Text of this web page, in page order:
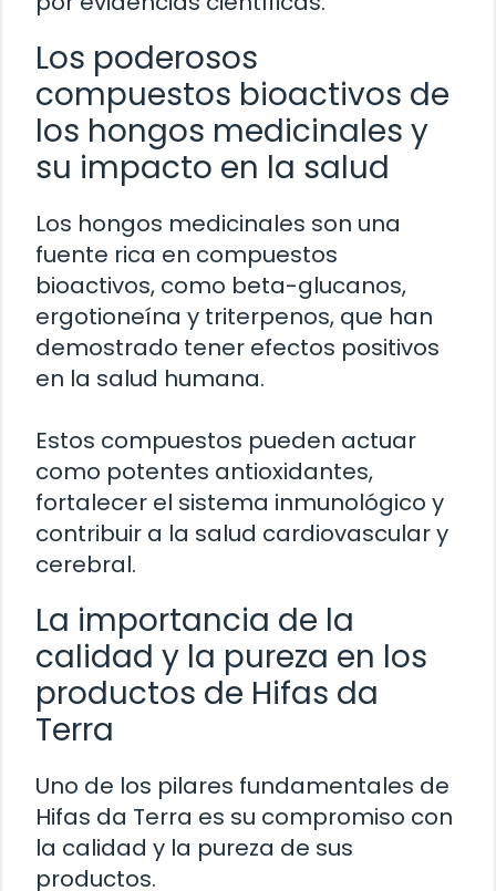
Los poderosos
compuestos bioactivos de
los hongos medicinales y
su impacto en la salud
Los hongos medicinales son una
fuente rica en compuestos
bioactivos, como beta-glucanos,
ergotioneína y triterpenos, que han
demostrado tener efectos positivos
en la salud humana.
Estos compuestos pueden actuar
como potentes antioxidantes,
fortalecer el sistema inmunológico y
contribuir a la salud cardiovascular y
cerebral.
La importancia de la
calidad y la pureza en los
productos de Hifas da
Terra
Uno de los pilares fundamentales de
Hifas da Terra es su compromiso con
la calidad y la pureza de sus
productos.